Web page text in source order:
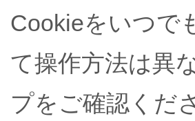
Cookieをいつで
て操作方法は異
プをご確認くだ